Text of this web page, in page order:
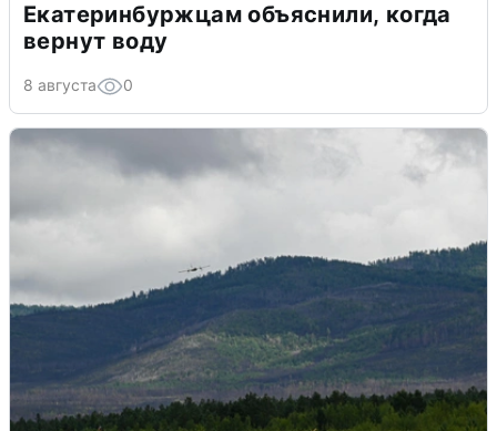
Екатеринбуржцам объяснили, когда
вернут воду
8 августа 0